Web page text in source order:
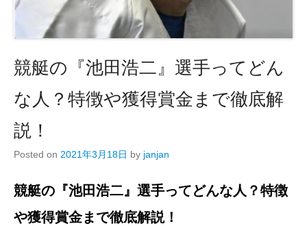
競艇の『池田浩二』選手ってどん
な人？特徴や獲得賞金まで徹底解
説！
Posted on 2021年3月18日 by janjan
競艇の『池田浩二』選手ってどんな人？特徴
や獲得賞金まで徹底解説！